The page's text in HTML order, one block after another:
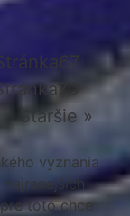
67
70
Staršie »
vyznania
toto chce